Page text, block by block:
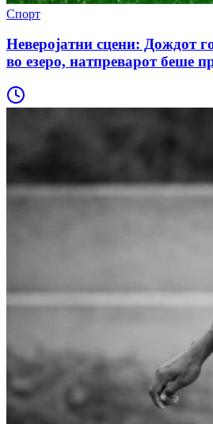
Спорт
Неверојатни сцени: Дождот
во езеро, натпреварот беше